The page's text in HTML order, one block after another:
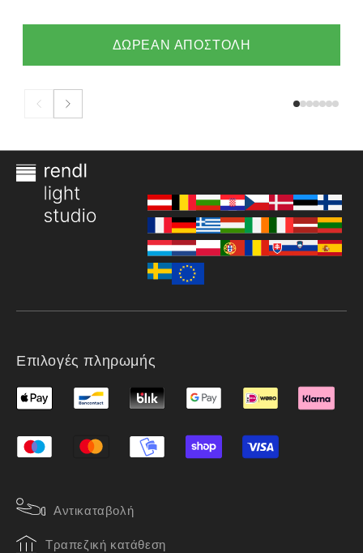
ΔΩΡΕΑΝ ΑΠΟΣΤΟΛΗ
Επιλογές πληρωμής
Αντικαταβολή
Τραπεζική κατάθεση